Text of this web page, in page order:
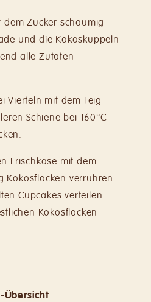
dem Zucker schaumig
und die Kokoskuppeln
alle Zutaten
Vierteln mit dem Teig
Schiene bei 160°C
Frischkäse mit dem
Kokosflocken verrühren
Cupcakes verteilen.
Kokosflocken
Übersicht